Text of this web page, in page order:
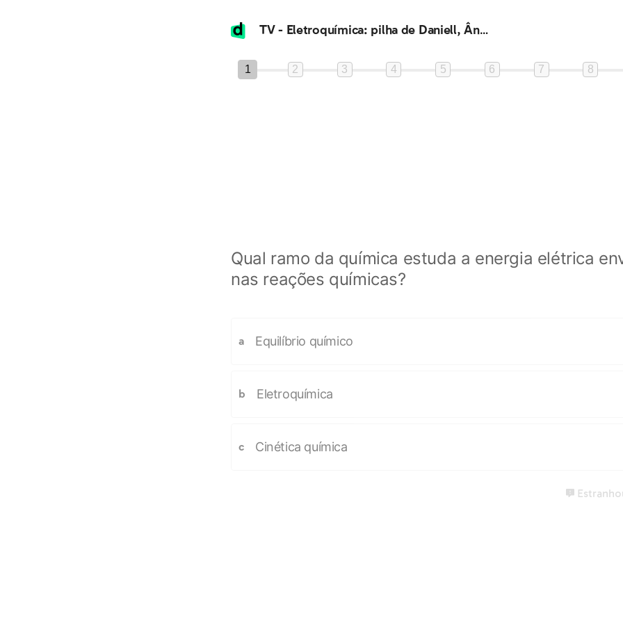
TV - Eletroquímica: pilha de Daniell, Ânodo de sacrifício e cálculo da DDP
1 2 3 4 5 6 7 8
Qual ramo da química estuda a energia elétrica
nas reações químicas?
a Equilíbrio químico
b Eletroquímica
c Cinética química